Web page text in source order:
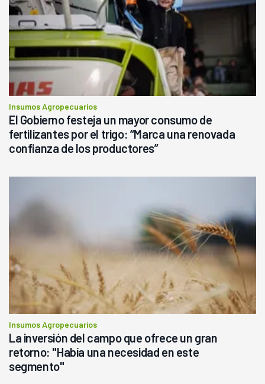
Insumos Agropecuarios
El Gobierno festeja un mayor consumo de
fertilizantes por el trigo: “Marca una renovada
confianza de los productores”
Insumos Agropecuarios
La inversión del campo que ofrece un gran
retorno: "Había una necesidad en este
segmento"